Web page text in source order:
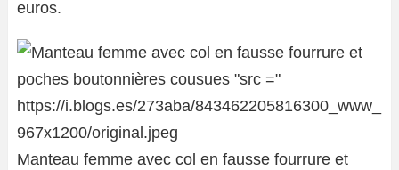
euros.
Manteau femme avec col en fausse fourrure et